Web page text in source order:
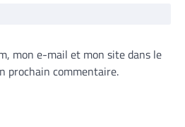
mon e-mail et mon site dans le
prochain commentaire.